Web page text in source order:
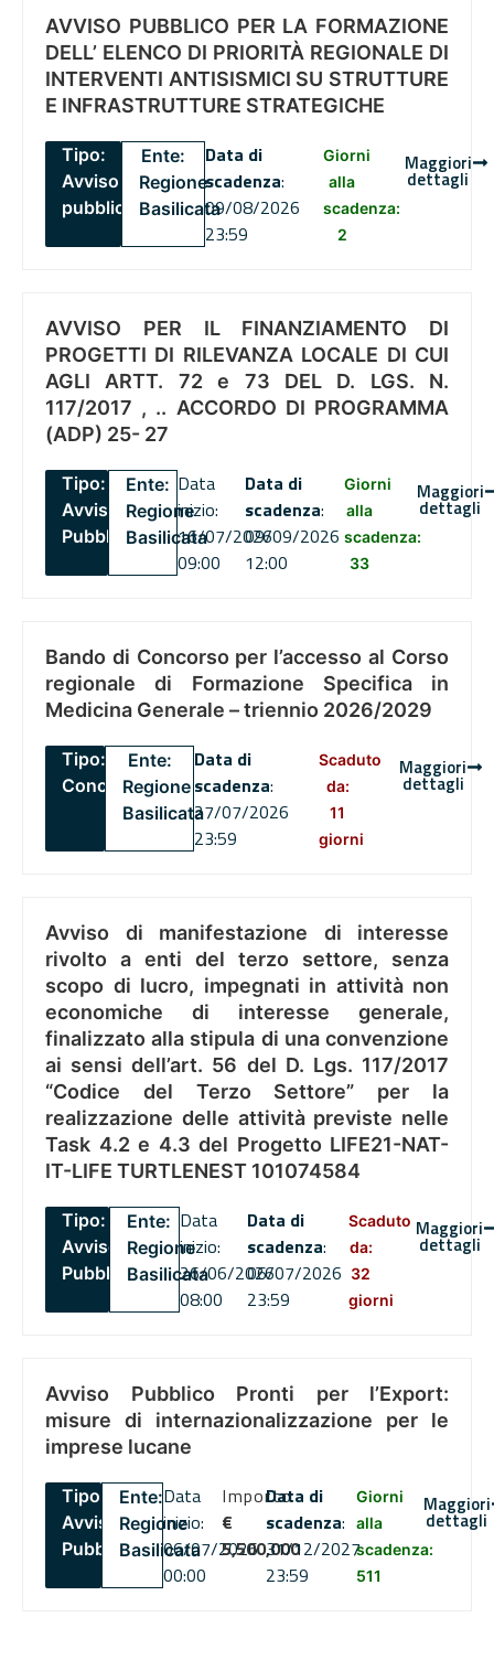
AVVISO PUBBLICO PER LA FORMAZIONE
DELL’ ELENCO DI PRIORITÀ REGIONALE DI
INTERVENTI ANTISISMICI SU STRUTTURE
E INFRASTRUTTURE STRATEGICHE
Tipo:
Avviso
pubblico
Ente:
Regione
Basilicata
Data di
scadenza:
09/08/2026
23:59
Giorni
alla
scadenza:
2
Maggiori
dettagli
AVVISO PER IL FINANZIAMENTO DI
PROGETTI DI RILEVANZA LOCALE DI CUI
AGLI ARTT. 72 e 73 DEL D. LGS. N.
117/2017 , .. ACCORDO DI PROGRAMMA
(ADP) 25- 27
Tipo:
Avviso
Pubblico
Ente:
Regione
Basilicata
Data
inizio:
16/07/2026
09:00
Data di
scadenza:
09/09/2026
12:00
Giorni
alla
scadenza:
33
Maggiori
dettagli
Bando di Concorso per l’accesso al Corso
regionale di Formazione Specifica in
Medicina Generale – triennio 2026/2029
Tipo:
Concorsi
Ente:
Regione
Basilicata
Data di
scadenza:
27/07/2026
23:59
Scaduto
da:
11
giorni
Maggiori
dettagli
Avviso di manifestazione di interesse
rivolto a enti del terzo settore, senza
scopo di lucro, impegnati in attività non
economiche di interesse generale,
finalizzato alla stipula di una convenzione
ai sensi dell’art. 56 del D. Lgs. 117/2017
“Codice del Terzo Settore” per la
realizzazione delle attività previste nelle
Task 4.2 e 4.3 del Progetto LIFE21-NAT-
IT-LIFE TURTLENEST 101074584
Tipo:
Avviso
Pubblico
Ente:
Regione
Basilicata
Data
inizio:
26/06/2026
08:00
Data di
scadenza:
06/07/2026
23:59
Scaduto
da:
32
giorni
Maggiori
dettagli
Avviso Pubblico Pronti per l’Export:
misure di internazionalizzazione per le
imprese lucane
Tipo:
Avviso
Pubblico
Ente:
Regione
Basilicata
Data
inizio:
06/07/2026
00:00
Importo
€
5,500,000
Data di
scadenza:
31/12/2027
23:59
Giorni
alla
scadenza:
511
Maggiori
dettagli